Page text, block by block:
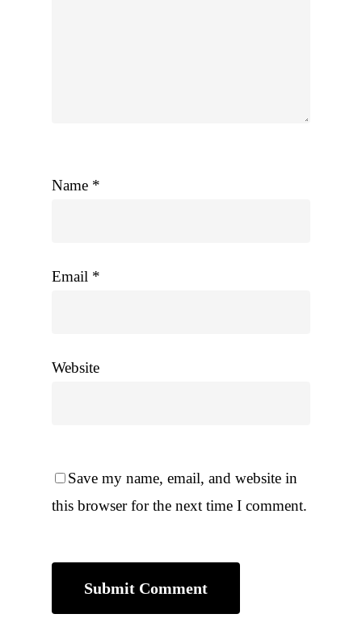
Name *
Email *
Website
Save my name, email, and website in
this browser for the next time I comment.